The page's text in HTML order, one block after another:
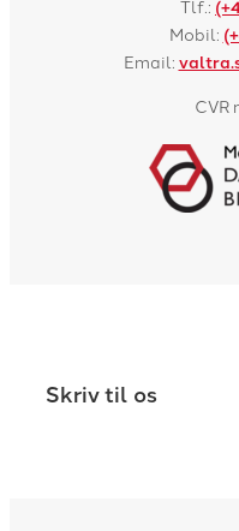
Tlf.:
Mobil:
Email:
CVR
Skriv til os